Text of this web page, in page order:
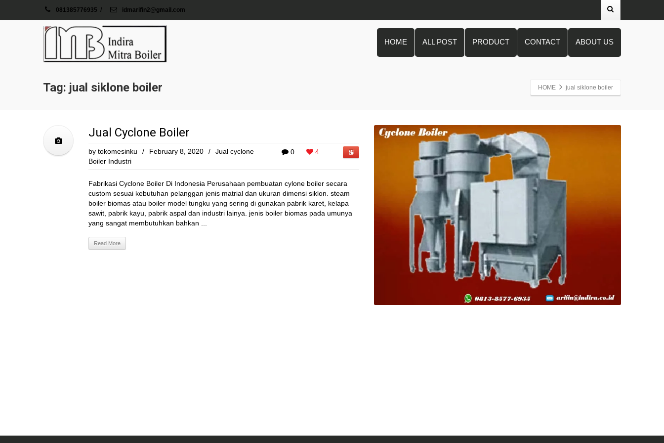
081385776935 / idmarifin2@gmail.com
HOME ALL POST PRODUCT CONTACT ABOUT US
Tag: jual siklone boiler HOME jual siklone boiler
Jual Cyclone Boiler
0 4
by tokomesinku / February 8, 2020 /
Jual cyclone
Boiler Industri
Fabrikasi Cyclone Boiler Di Indonesia Perusahaan pembuatan cylone boiler secara
custom sesuai kebutuhan pelanggan jenis matrial dan ukuran dimensi siklon. steam
boiler biomas atau boiler model tungku yang sering di gunakan pabrik karet, kelapa
sawit, pabrik kayu, pabrik aspal dan industri lainya. jenis boiler biomas pada umunya
yang sangat membutuhkan bahkan ...
Read More